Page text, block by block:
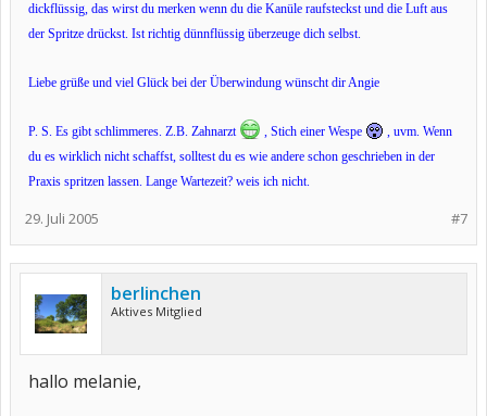
dickflüssig, das wirst du merken wenn du die Kanüle raufsteckst und die Luft aus
der Spritze drückst. Ist richtig dünnflüssig überzeuge dich selbst.
Liebe grüße und viel Glück bei der Überwindung wünscht dir Angie
P. S. Es gibt schlimmeres. Z.B. Zahnarzt , Stich einer Wespe
, uvm. Wenn
du es wirklich nicht schaffst, solltest du es wie andere schon geschrieben in der
Praxis spritzen lassen. Lange Wartezeit? weis ich nicht.
#7
29. Juli 2005
berlinchen
Aktives Mitglied
hallo melanie,